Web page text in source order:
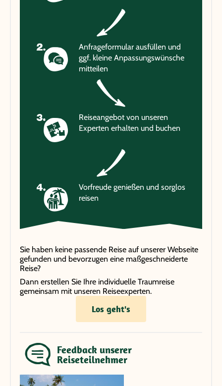
Anfrageformular ausfüllen und
ggf. kleine Anpassungswünsche
mitteilen
Reiseangebot von unseren
Experten erhalten und buchen
Vorfreude genießen und sorglos
reisen
Sie haben keine passende Reise auf unserer Webseite
gefunden und bevorzugen eine maßgeschneiderte
Reise?
Dann erstellen Sie Ihre individuelle Traumreise
gemeinsam mit unseren Reiseexperten.
Los geht's
Feedback unserer
Reiseteilnehmer